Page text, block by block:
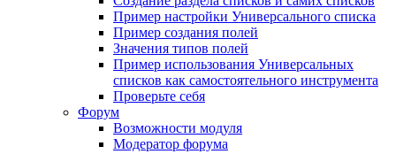
Пример настройки Универсального списка
Пример создания полей
Значения типов полей
Пример использования Универсальных
списков как самостоятельного инструмента
Проверьте себя
Форум
Возможности модуля
Модератор форума